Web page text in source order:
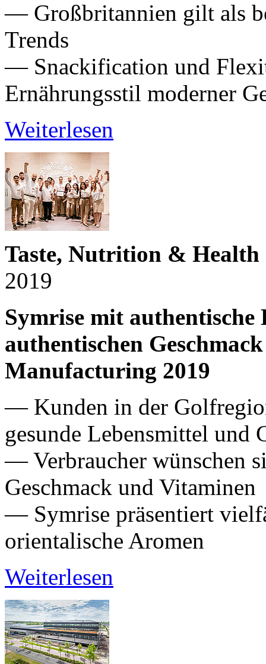
— Großbritannien gilt als
Trends
— Snackification und
Ernährungsstil moderner
Weiterlesen
Taste, Nutrition &
2019
Symrise mit authentische
authentischen
Manufacturing 2019
— Kunden in der
gesunde Lebensmittel und
— Verbraucher wünschen
Geschmack und Vitaminen
— Symrise präsentiert
orientalische Aromen
Weiterlesen